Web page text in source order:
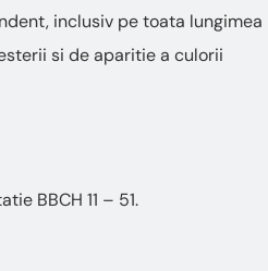
inclusiv pe toata lungimea
si de aparitie a culorii
BBCH 11 – 51.